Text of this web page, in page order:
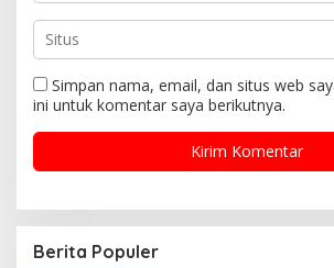
Simpan nama, email, dan situs web
ini untuk komentar saya berikutnya.
Berita Populer